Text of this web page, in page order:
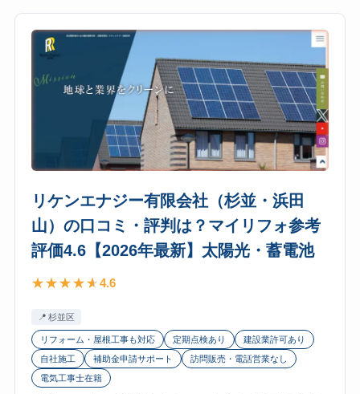
リ
フ
参
考
評
価
4.7【2026
年
最
新】
太
陽
池
会
社
オ
フ
ォ
ー
ス
（渋
谷
区・
大
宮
口
コ
ミ・
リケンエナジー有限会社（杉並・浜田
山）の口コミ・評判は？マイリフォ参考
評価4.6【2026年最新】太陽光・蓄電池
4.6
杉並区
リフォーム・屋根工事も対応 定期点検あり
建設業許可あり
自社施工
補助金申請サポート
訪問販売・電話営業なし
電気工事士在籍